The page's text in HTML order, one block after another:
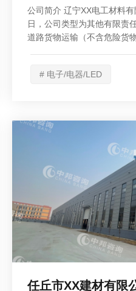
# 电子/电器/LED
公司简介 辽宁XX电工材料
日，公司类型为其他有限责
道路货物运输（不含危险货